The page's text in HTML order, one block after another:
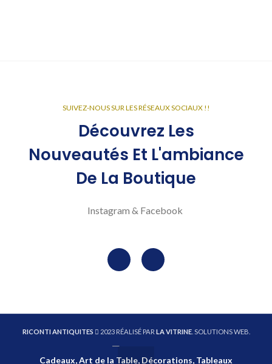
Cadeaux, Art de la Table, Décorations, Tableaux
SUIVEZ-NOUS SUR LES RÉSEAUX SOCIAUX !!
Découvrez Les
Nouveautés Et L'ambiance
De La Boutique
Instagram & Facebook
RICONTI ANTIQUITES 2023 RÉALISÉ PAR LA VITRINE. SOLUTIONS WEB.